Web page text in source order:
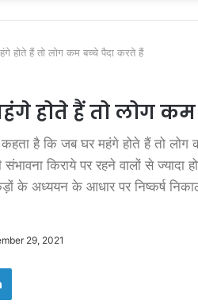
होते हैं तो लोग कम बच्चे पैदा करते हैं
होते हैं तो लोग
है कि जब घर महंगे होते हैं तो लोग
किराये पर रहने वालों से ज्यादा
अध्ययन के आधार पर निष्कर्ष
29, 2021